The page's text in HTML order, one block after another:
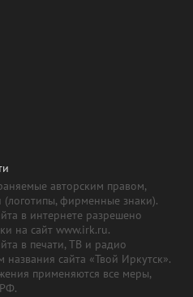
авторским правом,
(логотипы, фирменные знаки).
в интернете разрешено
на сайт www.irk.ru.
в печати, ТВ и радио
сайта «Твой Иркутск».
применяются все меры,